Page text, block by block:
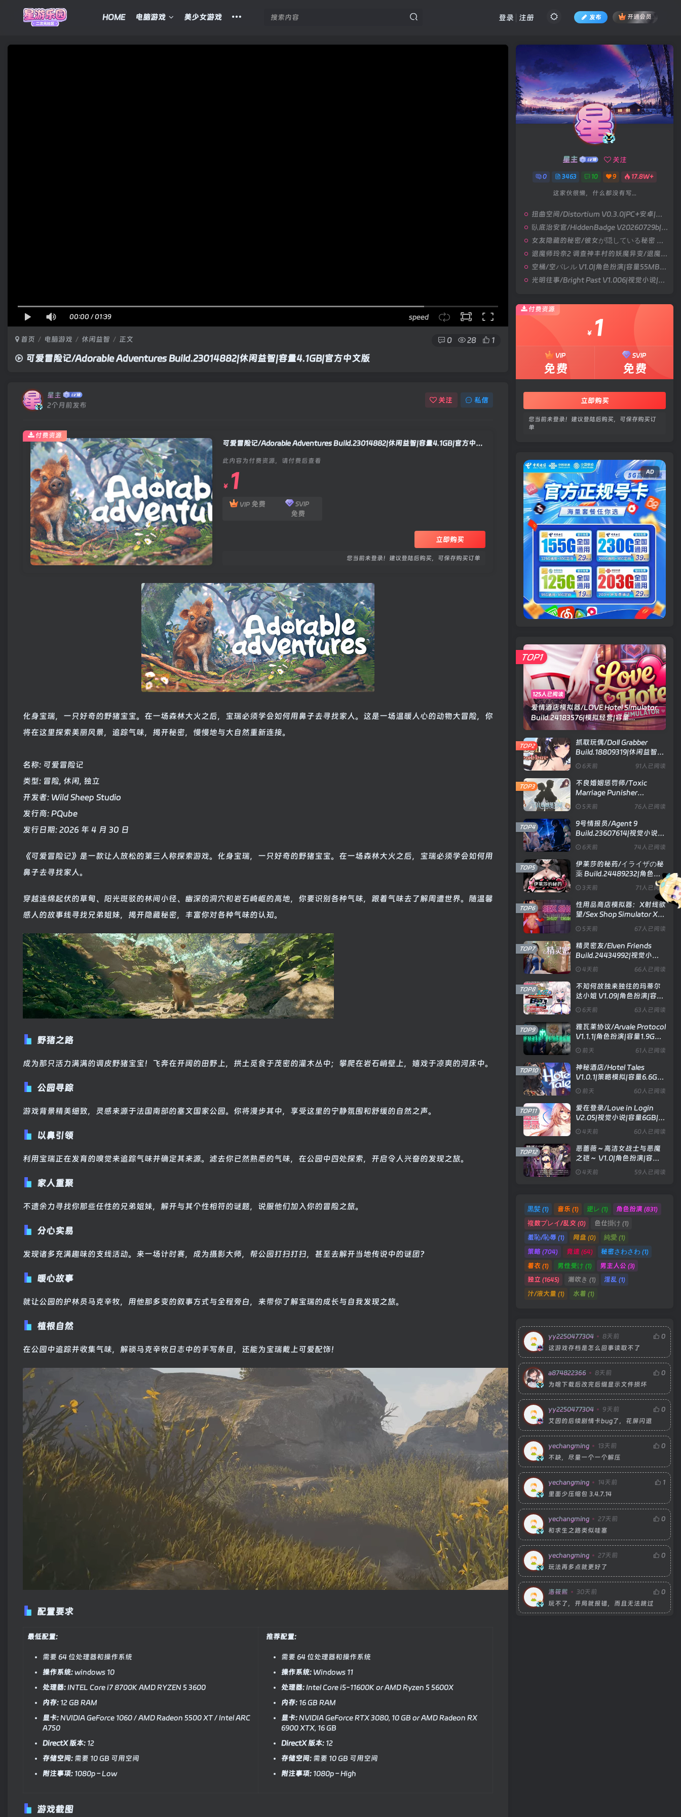
HOME 电脑游戏 美少女游戏 发布 开通会员
登录 注册
00:00 /01:39 speed
首页 电脑游戏 休闲益智 正文 0 28 1
可爱冒险记/Adorable Adventures Build.23014882|休闲益智|容量4.1GB|官方中文版
星主
2个月前发布
关注 私信
可爱冒险记/Adorable Adventures Build.23014882|休闲益智|容量4.1GB|官方中文版
此内容为付费资源，请付费后查看
￥ 1
VIP 免费 SVIP
免费
立即购买
您当前未登录！建议登陆后购买，可保存购买订单
付费资源
化身宝瑞，一只好奇的野猪宝宝。在一场森林大火之后，宝瑞必须学会如何用鼻子去寻找家人。这是一场温暖人心的动物大冒险，你
将在这里探索美丽风景，追踪气味，揭开秘密，慢慢地与大自然重新连接。
名称: 可爱冒险记
类型: 冒险, 休闲, 独立
开发者: Wild Sheep Studio
发行商: PQube
发行日期: 2026 年 4 月 30 日
《可爱冒险记》是一款让人放松的第三人称探索游戏。化身宝瑞，一只好奇的野猪宝宝。在一场森林大火之后，宝瑞必须学会如何用
鼻子去寻找家人。
穿越连绵起伏的草甸、阳光斑驳的林间小径、幽深的洞穴和岩石崎岖的高地，你要识别各种气味，跟着气味去了解周遭世界。随温馨
感人的故事线寻找兄弟姐妹，揭开隐藏秘密，丰富你对各种气味的认知。
野猪之路
成为那只活力满满的调皮野猪宝宝！飞奔在开阔的田野上，拱土觅食于茂密的灌木丛中；攀爬在岩石峭壁上，嬉戏于凉爽的河床中。
公园寻踪
游戏背景精美细致，灵感来源于法国南部的塞文国家公园。你将漫步其中，享受这里的宁静氛围和舒缓的自然之声。
以鼻引领
利用宝瑞正在发育的嗅觉来追踪气味并确定其来源。滤去你已然熟悉的气味，在公园中四处探索，开启令人兴奋的发现之旅。
家人重聚
不遗余力寻找你那些任性的兄弟姐妹，解开与其个性相符的谜题，说服他们加入你的冒险之旅。
分心实易
发现诸多充满趣味的支线活动。来一场计时赛，成为摄影大师，帮公园打扫打扫，甚至去解开当地传说中的谜团？
暖心故事
就让公园的护林员马克辛牧，用他那多变的叙事方式与全程旁白，来带你了解宝瑞的成长与自我发现之旅。
植根自然
在公园中追踪并收集气味，解锁马克辛牧日志中的手写条目，还能为宝瑞戴上可爱配饰！
配置要求
最低配置:
需要 64 位处理器和操作系统
操作系统:windows 10
处理器:INTEL Core i7 8700K AMD RYZEN 5 3600
内存: 12 GB RAM
显卡:NVIDIA GeForce 1060 / AMD Radeon 5500 XT / Intel ARC
A750
DirectX 版本: 12
存储空间: 需要 10 GB 可用空间
附注事项: 1080p – Low
推荐配置:
需要 64 位处理器和操作系统
操作系统: Windows 11
处理器:Intel Core i5-11600K or AMD Ryzen 5 5600X
内存: 16 GB RAM
显卡:NVIDIA GeForce RTX 3080, 10 GB or AMD Radeon RX
6900 XTX, 16 GB
DirectX 版本: 12
存储空间: 需要 10 GB 可用空间
附注事项: 1080p – High
游戏截图
星主 关注
0 3463 10 9 17.8W+
这家伙很懒，什么都没有写...
扭曲空间/Distortium V0.3.0|PC+安卓|视觉小说|容量6.4GB|官方中文版
臥底治安官/HiddenBadge V20260729b|角色扮演|容量897MB|官方中文版
女友隐藏的秘密/彼女が隠している秘密 V1.0|角色扮演|容量538MB|官方中文版
退魔师玲奈2 调查神丰村的妖魔异变/退魔師レイナ2神豊村の妖魔異変を調査せよ V1.0|角色扮演|容量468MB|官方中文版
空桶/空バレル V1.0|角色扮演|容量55MB|官方中文版
光明往事/Bright Past V1.006|视觉小说|容量6.6GB|官方中文版
付费资源
￥ 1
VIP
免费
SVIP
免费
立即购买
您当前未登录！建议登陆后购买，可保存购买订
单
AD
125人已阅读
爱情酒店模拟器/LOVE Hotel Simulator
Build.24183576|模拟经营|容量...
TOP1
抓取玩偶/Doll Grabber
Build.18809319|休闲益智|
6天前 91人已阅读
TOP2
不良婚姻惩罚师/Toxic
Marriage Punisher
容量896MB|官方中文版
5天前 76人已阅读
TOP3
9号情报员/Agent 9
Build.23607614|视觉小说|
容量1.2GB|官方中文版
6天前 74人已阅读
TOP4
伊莱莎的秘药/イライザの秘
薬 Build.24489232|角色扮
演|容量743MB|官方中文版
3天前 71人已阅读
TOP5
性用品商店模拟器：X射线欲
望/Sex Shop Simulator X
拟经营|容量3.3GB|官方中文
版
5天前 67人已阅读
TOP6
精灵密友/Elven Friends
Build.24434992|视觉小说|
4天前 66人已阅读
TOP7
不知何故独来独往的玛蒂尔
达小姐 V1.09|角色扮演|容量
6天前 63人已阅读
TOP8
雅瓦莱协议/Arvale Protocol
V1.1.1|角色扮演|容量1.9GB|
前天 61人已阅读
TOP9
神秘酒店/Hotel Tales
V1.0.1|策略模拟|容量6.6GB|
前天 60人已阅读
TOP10
爱在登录/Love in Login
V2.05|视觉小说|容量6GB|官
4天前 60人已阅读
TOP11
恶蔷薇～高洁女战士与恶魔
之铠～ V1.0|角色扮演|容量
4天前 59人已阅读
TOP12
黒髪 (1) 音乐 (1) 逆レ (1) 角色扮演 (831)
複数プレイ/乱交 (0) 色仕掛け (1)
羞恥/恥辱 (1) 网盘(0) 純愛(1)
策略 (704) 竞速(64) 秘密さわさわ(1)
着衣 (1) 男性受け (1) 男主人公 (3)
独立 (1645) 潮吹き (1) 淫乱 (1)
汁/液大量 (1) 水着 (1)
yy2250477304 8天前
0
这游戏存档是怎么回事读取不了
a874822366 8天前
0
为啥下载后改完后缀显示文件损坏
yy2250477304 9天前
0
艾因的后续剧情卡bug了，花屏闪退
yechangming 13天前
0
不缺，尽量一个一个解压
yechangming 14天前
1
里面少压缩包 3.4.7.14
yechangming 27天前
0
和求生之路类似哇塞
yechangming 27天前
0
玩法再多点就更好了
洛筱熙 30天前
0
玩不了，开局就报错，而且无法跳过